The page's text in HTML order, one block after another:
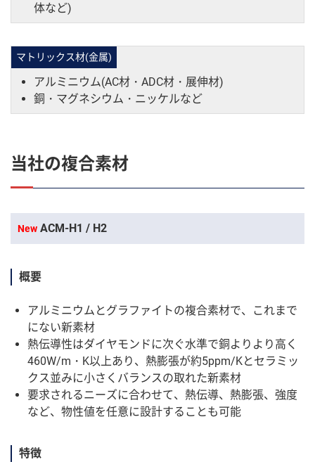
体など)
マトリックス材(金属)
アルミニウム(AC材・ADC材・展伸材)
銅・マグネシウム・ニッケルなど
当社の複合素材
New ACM-H1 / H2
概要
アルミニウムとグラファイトの複合素材で、これまで
にない新素材
熱伝導性はダイヤモンドに次ぐ水準で銅よりより高く
460W/m・K以上あり、熱膨張が約5ppm/Kとセラミッ
クス並みに小さくバランスの取れた新素材
要求されるニーズに合わせて、熱伝導、熱膨張、強度
など、物性値を任意に設計することも可能
特徴